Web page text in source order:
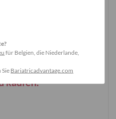
kaufen:
für Belgien, die Niederlande,
Sie Bariatricadvantage.com